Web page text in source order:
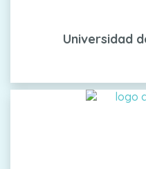
Universidad